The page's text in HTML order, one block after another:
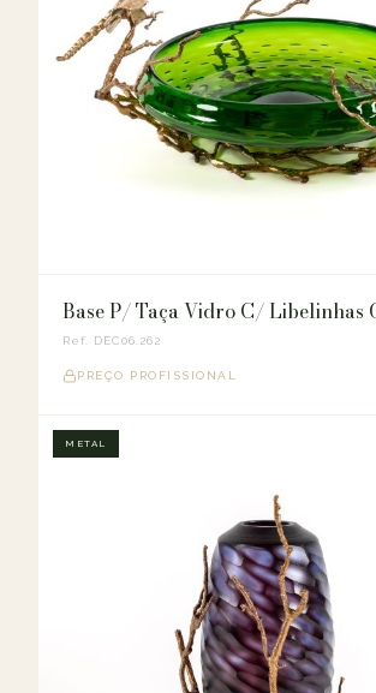
Base P/ Taça Vidro C/ Libelinhas
Ref. DEC06.262
PREÇO PROFISSIONAL
METAL